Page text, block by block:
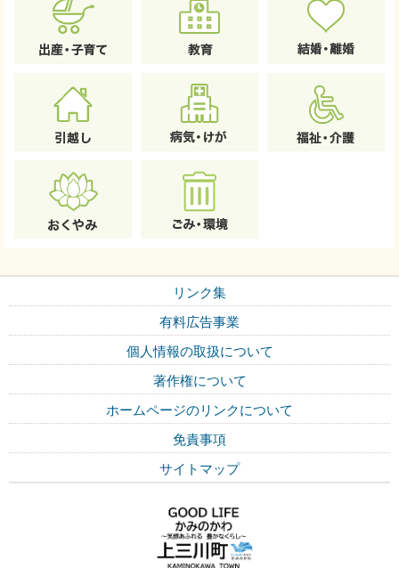
リンク集
有料広告事業
個人情報の取扱について
著作権について
ホームページのリンクについて
免責事項
サイトマップ